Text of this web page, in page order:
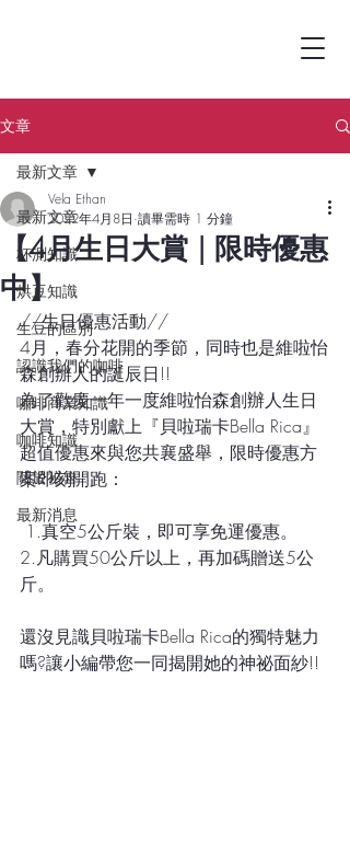
文章
最新文章
杯測知識
烘豆知識
生豆的區別
認識我們的咖啡
咖啡商業知識
咖啡知識
關於祕魯
最新消息
最新文章
【4月生日大賞 | 限時優惠
中】
Vela Ethan
2022年4月8日 讀畢需時 1 分鐘
//生日優惠活動//
4月，春分花開的季節，同時也是維啦怡
森創辦人的誕辰日!!
為了歡慶一年一度維啦怡森創辦人生日
大賞，特別獻上『貝啦瑞卡Bella Rica』
超值優惠來與您共襄盛舉，限時優惠方
案即刻開跑：
1.真空5公斤裝，即可享免運優惠。
2.凡購買50公斤以上，再加碼贈送5公
斤。
還沒見識貝啦瑞卡Bella Rica的獨特魅力
嗎?讓小編帶您一同揭開她的神祕面紗!!